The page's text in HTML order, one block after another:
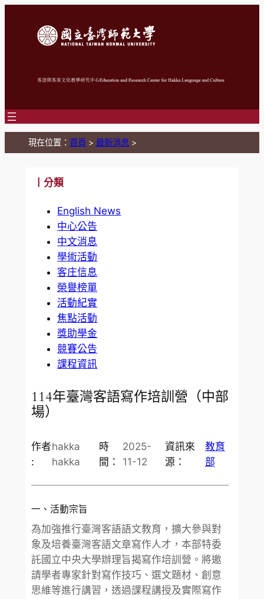
現在位置： 首頁 > 最新消息 >
丨分類
English News
中心公告
中文消息
學術活動
客庄信息
榮譽榜單
活動紀實
焦點活動
獎助學金
競賽公告
課程資訊
114年臺灣客語寫作培訓營（中部
場）
作者
:
hakka
hakka
時
間：
2025-
11-12
資訊來
源：
教育
部
一、活動宗旨
為加強推行臺灣客語語文教育，擴大參與對
象及培養臺灣客語文章寫作人才，本部特委
託國立中央大學辦理旨揭寫作培訓營。將邀
請學者專家針對寫作技巧、選文題材、創意
思維等進行講習，透過課程講授及實際寫作